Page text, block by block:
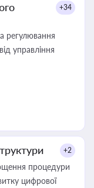
+34
регулювання
управління
+2
процедури
цифрової